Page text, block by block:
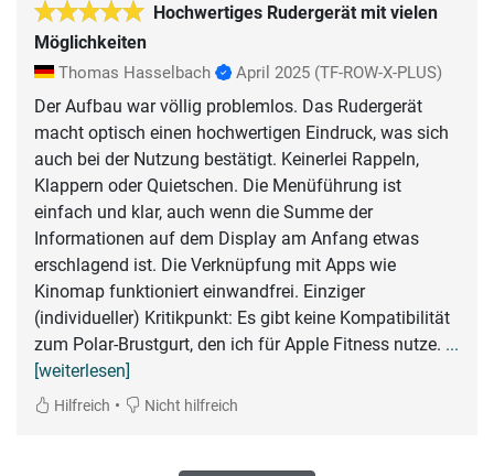
Hochwertiges Rudergerät mit vielen
Möglichkeiten
Thomas Hasselbach April 2025 (TF-ROW-X-PLUS)
Der Aufbau war völlig problemlos. Das Rudergerät
macht optisch einen hochwertigen Eindruck, was sich
auch bei der Nutzung bestätigt. Keinerlei Rappeln,
Klappern oder Quietschen. Die Menüführung ist
einfach und klar, auch wenn die Summe der
Informationen auf dem Display am Anfang etwas
erschlagend ist. Die Verknüpfung mit Apps wie
Kinomap funktioniert einwandfrei. Einziger
(individueller) Kritikpunkt: Es gibt keine Kompatibilität
zum Polar-Brustgurt, den ich für Apple Fitness nutze. ...
[weiterlesen]
Hilfreich • Nicht hilfreich